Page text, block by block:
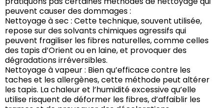
peuvent causer des dommages :
Nettoyage à sec : Cette technique, souvent utilisée,
repose sur des solvants chimiques agressifs qui
peuvent fragiliser les fibres naturelles, comme celles
des tapis d’Orient ou en laine, et provoquer des
dégradations irréversibles.
Nettoyage à vapeur : Bien qu’efficace contre les
taches et les allergènes, cette méthode peut altérer
les tapis. La chaleur et l’humidité excessive qu’elle
utilise risquent de déformer les fibres, d’affaiblir les